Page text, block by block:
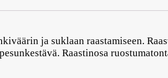
ja suklaan raastamiseen.
Raastinosa